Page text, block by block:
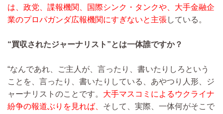
は、政党、諜報機関、国際シンク・タンクや、大手金融企
業のプロパガンダ広報機関にすぎないと主張している。
“買収されたジャーナリスト”とは一体誰ですか？
“なんであれ、ご主人が、言ったり、書いたりしろという
ことを、言ったり、書いたりしている、あやつり人形、ジ
ャーナリストのことです。 大手マスコミによるウクライナ
紛争の報道ぶりを見れば、 そして、実際、一体何がそこで